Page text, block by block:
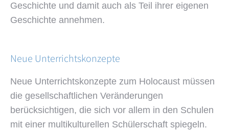
Geschichte und damit auch als Teil ihrer eigenen
Geschichte annehmen.
Neue Unterrichtskonzepte
Neue Unterrichtskonzepte zum Holocaust müssen
die gesellschaftlichen Veränderungen
berücksichtigen, die sich vor allem in den Schulen
mit einer multikulturellen Schülerschaft spiegeln.